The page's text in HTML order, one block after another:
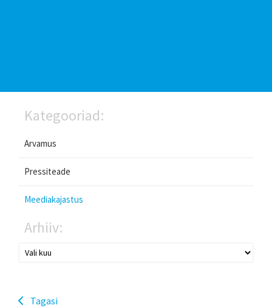
Kategooriad:
Arvamus
Pressiteade
Meediakajastus
Arhiiv:
Tagasi